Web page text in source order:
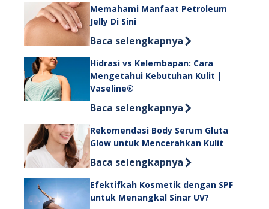
Memahami Manfaat Petroleum
Jelly Di Sini
Discover more about Memahami
Baca selengkapnya
Hidrasi vs Kelembapan: Cara
Mengetahui Kebutuhan Kulit |
Vaseline®
Discover more about Hidrasi vs
Baca selengkapnya
Rekomendasi Body Serum Gluta
Glow untuk Mencerahkan Kulit
Discover more about Rekomendasi
Baca selengkapnya
Efektifkah Kosmetik dengan SPF
untuk Menangkal Sinar UV?